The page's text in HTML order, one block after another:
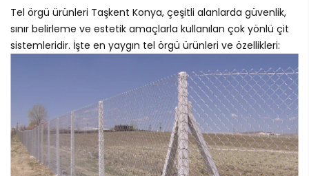
Tel örgü ürünleri Taşkent Konya, çeşitli alanlarda güvenlik,
sınır belirleme ve estetik amaçlarla kullanılan çok yönlü çit
sistemleridir. İşte en yaygın tel örgü ürünleri ve özellikleri: